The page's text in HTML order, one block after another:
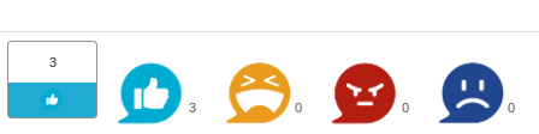
3
3 0 0 0